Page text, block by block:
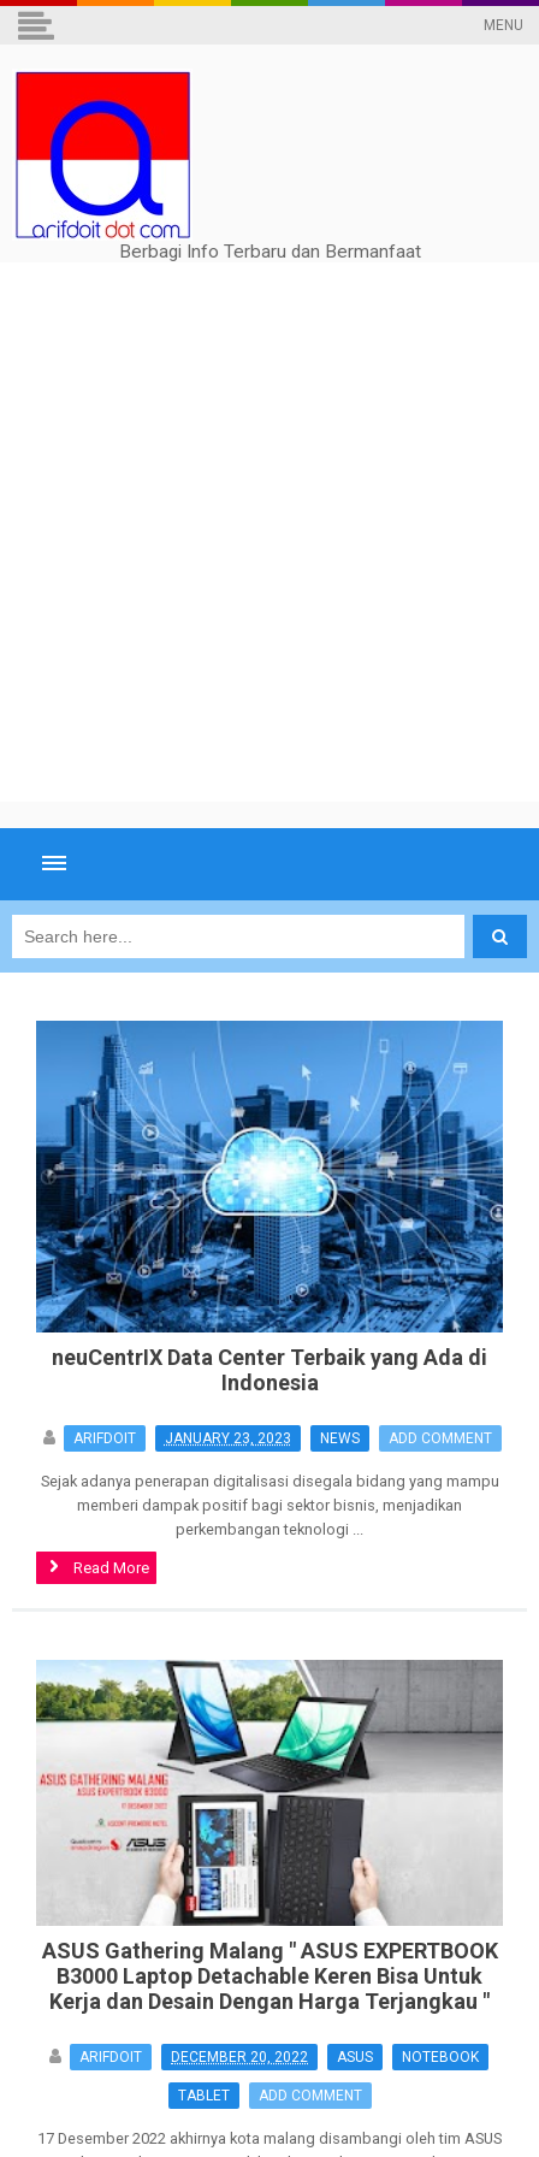
MENU
Berbagi Info Terbaru dan Bermanfaat
neuCentrIX Data Center Terbaik yang Ada di
Indonesia
ARIFDOIT JANUARY 23, 2023 NEWS ADD COMMENT
Sejak adanya penerapan digitalisasi disegala bidang yang mampu
memberi dampak positif bagi sektor bisnis, menjadikan
perkembangan teknologi ...
>
Read More
ASUS Gathering Malang " ASUS EXPERTBOOK
B3000 Laptop Detachable Keren Bisa Untuk
Kerja dan Desain Dengan Harga Terjangkau "
ARIFDOIT DECEMBER 20, 2022 ASUS NOTEBOOK
TABLET ADD COMMENT
17 Desember 2022 akhirnya kota malang disambangi oleh tim ASUS